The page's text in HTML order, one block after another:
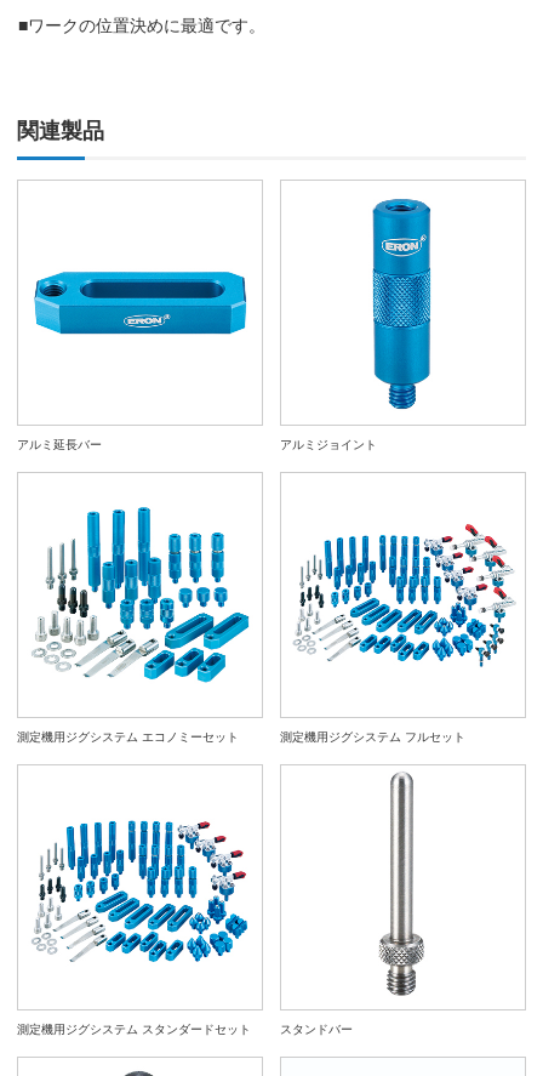
■ワークの位置決めに最適です。
関連製品
アルミ延長バー アルミジョイント
測定機用ジグシステム エコノミーセット 測定機用ジグシステム フルセット
測定機用ジグシステム スタンダードセット スタンドバー